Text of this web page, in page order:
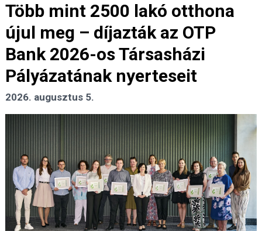
Több mint 2500 lakó otthona
újul meg – díjazták az OTP
Bank 2026-os Társasházi
Pályázatának nyerteseit
2026. augusztus 5.